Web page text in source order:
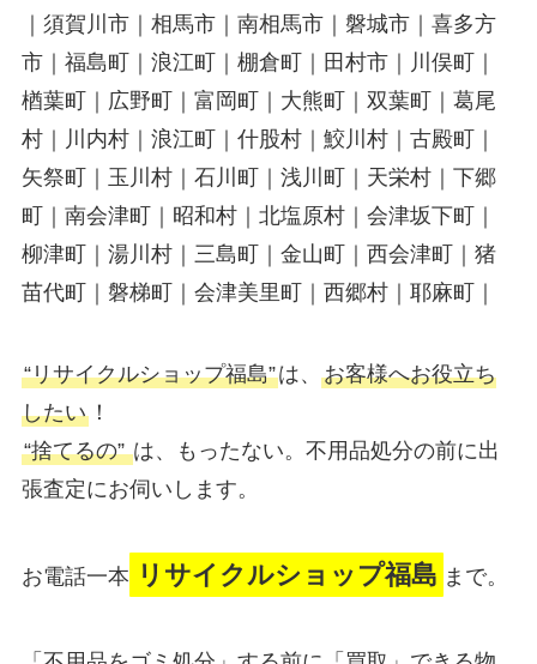
｜須賀川市｜相馬市｜南相馬市｜磐城市｜喜多方
市｜福島町｜浪江町｜棚倉町｜田村市｜川俣町｜
楢葉町｜広野町｜富岡町｜大熊町｜双葉町｜葛尾
村｜川内村｜浪江町｜什股村｜鮫川村｜古殿町｜
矢祭町｜玉川村｜石川町｜浅川町｜天栄村｜下郷
町｜南会津町｜昭和村｜北塩原村｜会津坂下町｜
柳津町｜湯川村｜三島町｜金山町｜西会津町｜猪
苗代町｜磐梯町｜会津美里町｜西郷村｜耶麻町｜
“リサイクルショップ福島”は、 お客様へお役立ち
したい！
“捨てるの”は、もったない。不用品処分の前に出
張査定にお伺いします。
お電話一本 リサイクルショップ福島 まで。